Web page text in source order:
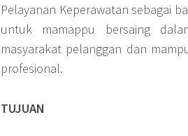
Pelayanan Keperawatan sebagai
untuk mamappu bersaing
masyarakat pelanggan dan
profesional.
TUJUAN